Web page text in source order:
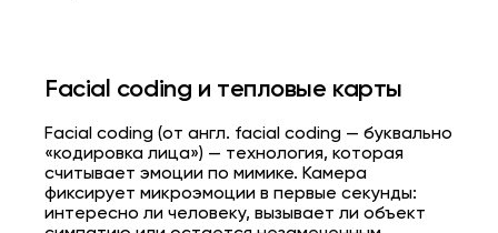
Facial coding и тепловые карты
Facial coding (от англ. facial coding — буквально
«кодировка лица») — технология, которая
считывает эмоции по мимике. Камера
фиксирует микроэмоции в первые секунды:
интересно ли человеку, вызывает ли объект